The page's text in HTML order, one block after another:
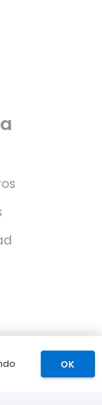
OK